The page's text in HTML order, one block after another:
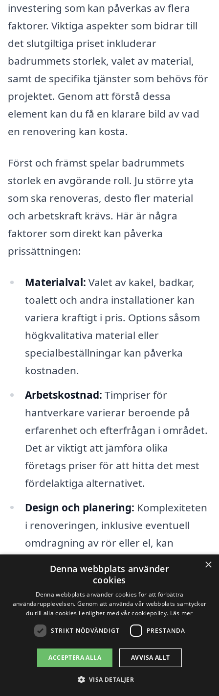
investering som kan påverkas av flera
faktorer. Viktiga aspekter som bidrar till
det slutgiltiga priset inkluderar
badrummets storlek, valet av material,
samt de specifika tjänster som behövs för
projektet. Genom att förstå dessa
element kan du få en klarare bild av vad
en renovering kan kosta.
Först och främst spelar badrummets
storlek en avgörande roll. Ju större yta
som ska renoveras, desto fler material
och arbetskraft krävs. Här är några
faktorer som direkt kan påverka
prissättningen:
Materialval: Valet av kakel, badkar,
toalett och andra installationer kan
variera kraftigt i pris. Options såsom
högkvalitativa material eller
specialbeställningar kan påverka
kostnaden.
Arbetskostnad: Timpriser för
hantverkare varierar beroende på
erfarenhet och efterfrågan i området.
Det är viktigt att jämföra olika
företags priser för att hitta det mest
fördelaktiga alternativet.
Design och planering: Komplexiteten
i renoveringen, inklusive eventuell
omdragning av rör eller el, kan
påverka både kostnaden och tidslinjen
för projektet. En noggrant
genomarbetad plan kan spara tid och
pengar.
Tillstånd och inspektioner:Beroende
på omfattningen av renoveringen kan
det krävas bygglov eller inspektioner,
×
Denna webbplats använder
cookies
Denna webbplats använder cookies för att förbättra
användarupplevelsen. Genom att använda vår webbplats samtycker
du till alla cookies i enlighet med vår cookiepolicy. Läs mer
STRIKT NÖDVÄNDIGT PRESTANDA
ACCEPTERA ALLA AVVISA ALLT
VISA DETALJER